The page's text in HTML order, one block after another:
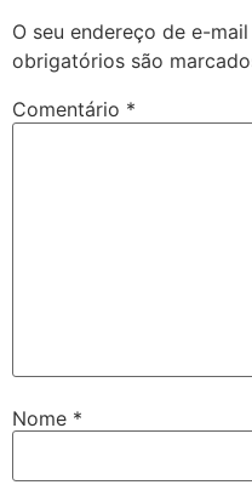
O seu endereço de e-
obrigatórios são
Comentário *
Nome *